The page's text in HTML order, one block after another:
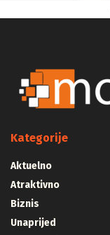
Kategorije
Aktuelno
Atraktivno
Biznis
Unaprijed